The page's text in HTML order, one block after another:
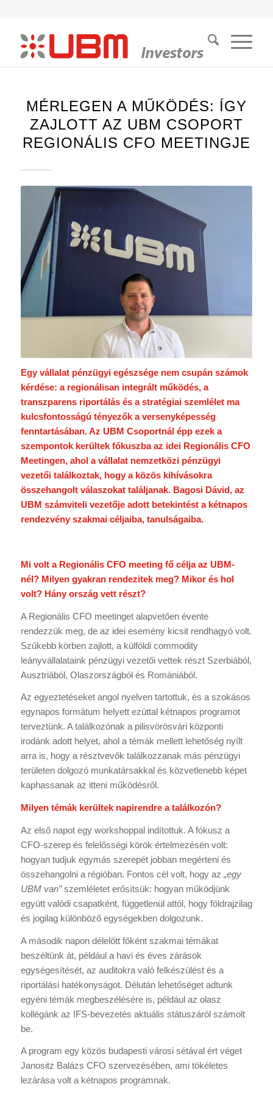
MÉRLEGEN A MŰKÖDÉS: ÍGY
ZAJLOTT AZ UBM CSOPORT
REGIONÁLIS CFO MEETINGJE
Egy vállalat pénzügyi egészsége nem csupán számok
kérdése: a regionálisan integrált működés, a
transzparens riportálás és a stratégiai szemlélet ma
kulcsfontosságú tényezők a versenyképesség
fenntartásában. Az UBM Csoportnál épp ezek a
szempontok kerültek fókuszba az idei Regionális CFO
Meetingen, ahol a vállalat nemzetközi pénzügyi
vezetői találkoztak, hogy a közös kihívásokra
összehangolt válaszokat találjanak. Bagosi Dávid, az
UBM számviteli vezetője adott betekintést a kétnapos
rendezvény szakmai céljaiba, tanulságaiba.
Mi volt a Regionális CFO meeting fő célja az UBM-
nél? Milyen gyakran rendezitek meg? Mikor és hol
volt? Hány ország vett részt?
A Regionális CFO meetinget alapvetően évente
rendezzük meg, de az idei esemény kicsit rendhagyó volt.
Szűkebb körben zajlott, a külföldi commodity
leányvállalataink pénzügyi vezetői vettek részt Szerbiából,
Ausztriából, Olaszországból és Romániából.
Az egyeztetéseket angol nyelven tartottuk, és a szokásos
egynapos formátum helyett ezúttal kétnapos programot
terveztünk. A találkozónak a pilisvörösvári központi
irodánk adott helyet, ahol a témák mellett lehetőség nyílt
arra is, hogy a résztvevők találkozzanak más pénzügyi
területen dolgozó munkatársakkal és közvetlenebb képet
kaphassanak az itteni működésről.
Milyen témák kerültek napirendre a találkozón?
Az első napot egy workshoppal indítottuk. A fókusz a
CFO-szerep és felelősségi körök értelmezésén volt:
hogyan tudjuk egymás szerepét jobban megérteni és
összehangolni a régióban. Fontos cél volt, hogy az „egy
UBM van”szemléletet erősítsük: hogyan működjünk
együtt valódi csapatként, függetlenül attól, hogy földrajzilag
és jogilag különböző egységekben dolgozunk.
A második napon délelőtt főként szakmai témákat
beszéltünk át, például a havi és éves zárások
egységesítését, az auditokra való felkészülést és a
riportálási hatékonyságot. Délután lehetőséget adtunk
egyéni témák megbeszélésére is, például az olasz
kollégánk az IFS-bevezetés aktuális státuszáról számolt
be.
A program egy közös budapesti városi sétával ért véget
Janositz Balázs CFO szervezésében, ami tökéletes
lezárása volt a kétnapos programnak.